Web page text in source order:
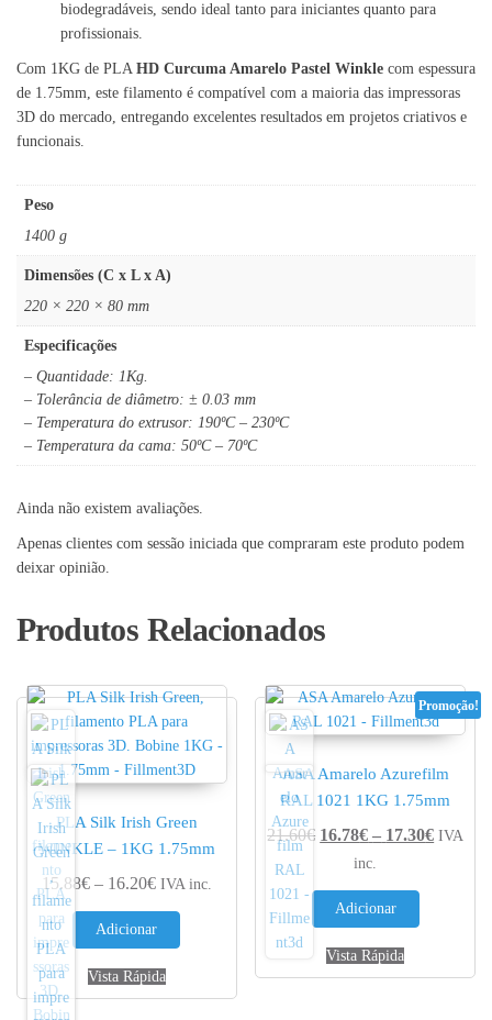
biodegradáveis, sendo ideal tanto para iniciantes quanto para
profissionais.
Com 1KG de PLA HD Curcuma Amarelo Pastel Winkle com espessura
de 1.75mm, este filamento é compatível com a maioria das impressoras
3D do mercado, entregando excelentes resultados em projetos criativos e
funcionais.
Peso
1400 g
Dimensões (C x L x A)
220 × 220 × 80 mm
Especificações
– Quantidade: 1Kg.
– Tolerância de diâmetro: ± 0.03 mm
– Temperatura do extrusor: 190ºC – 230ºC
– Temperatura da cama: 50ºC – 70ºC
Ainda não existem avaliações.
Apenas clientes com sessão iniciada que compraram este produto podem
deixar opinião.
Produtos Relacionados
PLA Silk Irish Green
WINKLE – 1KG 1.75mm
15.88€ – 16.20€Price range: 15.88€ through 16.20€
IVA inc.
Adicionar
Vista Rápida
Promoção!
ASA Amarelo Azurefilm
RAL 1021 1KG 1.75mm
21.60€ 16.78€ – 17.30€Price
IVA
inc.
Adicionar
Vista Rápida